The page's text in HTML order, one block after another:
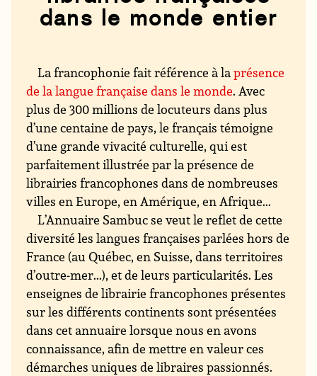
dans le monde entier
La francophonie fait référence à laprésence
de la langue française dans le monde. Avec
plus de 300 millions de locuteurs dans plus
d’une centaine de pays, le français témoigne
d’une grande vivacité culturelle, qui est
parfaitement illustrée par la présence de
librairies francophones dans de nombreuses
villes en Europe, en Amérique, en Afrique...
L’Annuaire Sambuc se veut le reflet de cette
diversité les langues françaises parlées hors de
France (au Québec, en Suisse, dans territoires
d’outre-mer...), et de leurs particularités. Les
enseignes de librairie francophones présentes
sur les différents continents sont présentées
dans cet annuaire lorsque nous en avons
connaissance, afin de mettre en valeur ces
démarches uniques de libraires passionnés.